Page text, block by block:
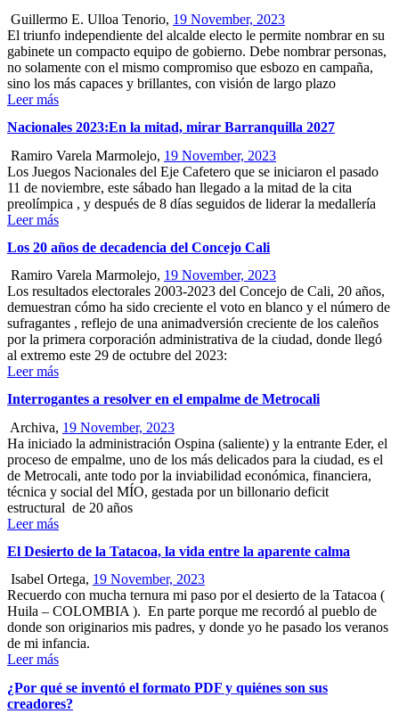
Guillermo E. Ulloa Tenorio, 19 November, 2023
El triunfo independiente del alcalde electo le permite nombrar en su
gabinete un compacto equipo de gobierno. Debe nombrar personas,
no solamente con el mismo compromiso que esbozo en campaña,
sino los más capaces y brillantes, con visión de largo plazo
Leer más
Nacionales 2023:En la mitad, mirar Barranquilla 2027
Ramiro Varela Marmolejo, 19 November, 2023
Los Juegos Nacionales del Eje Cafetero que se iniciaron el pasado
11 de noviembre, este sábado han llegado a la mitad de la cita
preolímpica , y después de 8 días seguidos de liderar la medallería
Leer más
Los 20 años de decadencia del Concejo Cali
Ramiro Varela Marmolejo, 19 November, 2023
Los resultados electorales 2003-2023 del Concejo de Cali, 20 años,
demuestran cómo ha sido creciente el voto en blanco y el número de
sufragantes , reflejo de una animadversión creciente de los caleños
por la primera corporación administrativa de la ciudad, donde llegó
al extremo este 29 de octubre del 2023:
Leer más
Interrogantes a resolver en el empalme de Metrocali
Archiva, 19 November, 2023
Ha iniciado la administración Ospina (saliente) y la entrante Eder, el
proceso de empalme, uno de los más delicados para la ciudad, es el
de Metrocali, ante todo por la inviabilidad económica, financiera,
técnica y social del MÍO, gestada por un billonario deficit
estructural de 20 años
Leer más
El Desierto de la Tatacoa, la vida entre la aparente calma
Isabel Ortega, 19 November, 2023
Recuerdo con mucha ternura mi paso por el desierto de la Tatacoa (
Huila – COLOMBIA ). En parte porque me recordó al pueblo de
donde son originarios mis padres, y donde yo he pasado los veranos
de mi infancia.
Leer más
¿Por qué se inventó el formato PDF y quiénes son sus
creadores?